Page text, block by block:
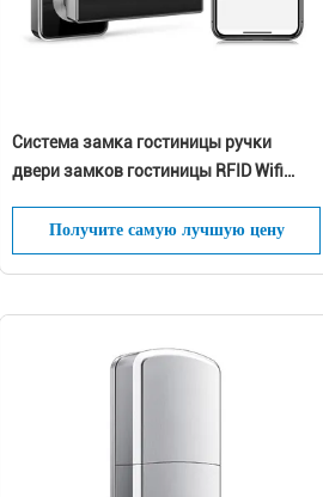
Система замка гостиницы ручки
двери замков гостиницы RFID Wifi
Получите самую лучшую цену